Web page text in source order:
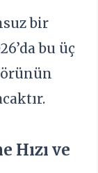
bir
bu üç
Hızı ve